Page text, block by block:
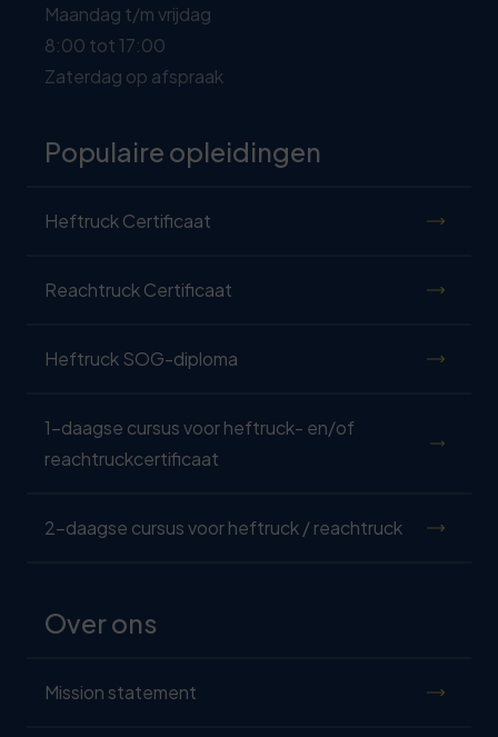
Maandag t/m vrijdag
8:00 tot 17:00
Zaterdag op afspraak
Populaire opleidingen
Heftruck Certificaat
Reachtruck Certificaat
Heftruck SOG-diploma
1-daagse cursus voor heftruck- en/of
reachtruckcertificaat
2-daagse cursus voor heftruck / reachtruck
Over ons
Mission statement